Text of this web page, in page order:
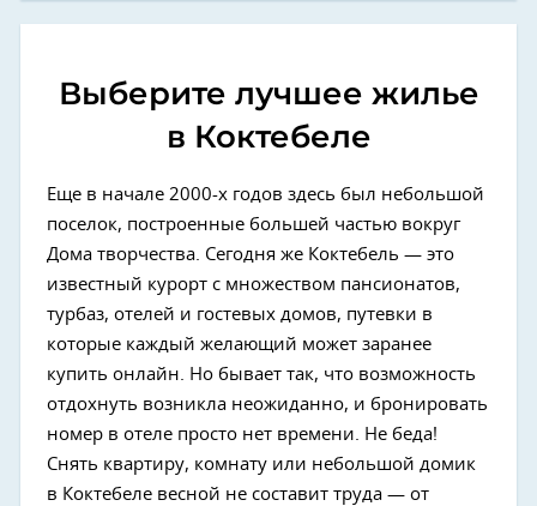
Выберите лучшее жилье
в Коктебеле
Еще в начале 2000-х годов здесь был небольшой
поселок, построенные большей частью вокруг
Дома творчества. Сегодня же Коктебель — это
известный курорт с множеством пансионатов,
турбаз, отелей и гостевых домов, путевки в
которые каждый желающий может заранее
купить онлайн. Но бывает так, что возможность
отдохнуть возникла неожиданно, и бронировать
номер в отеле просто нет времени. Не беда!
Снять квартиру, комнату или небольшой домик
в Коктебеле весной не составит труда — от